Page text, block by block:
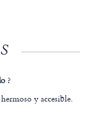
?
y accesible.